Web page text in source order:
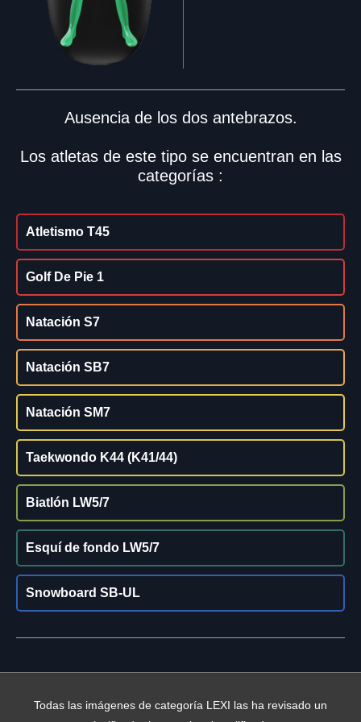
Ausencia de los dos antebrazos.
Los atletas de este tipo se encuentran en las
categorías :
Atletismo T45
Golf De Pie 1
Natación S7
Natación SB7
Natación SM7
Taekwondo K44 (K41/44)
Biatlón LW5/7
Esquí de fondo LW5/7
Snowboard SB-UL
Todas las imágenes de categoría LEXI las ha revisado un